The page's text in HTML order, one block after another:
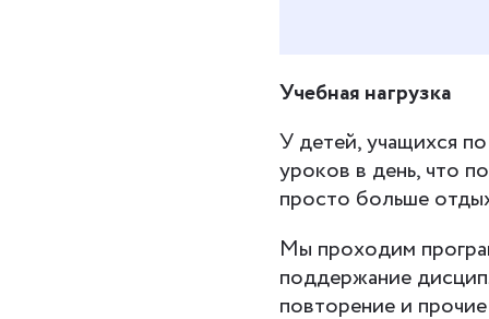
Учебная нагрузка
У детей, учащихся
уроков в день, что
просто больше
Мы проходим
поддержание
повторение и